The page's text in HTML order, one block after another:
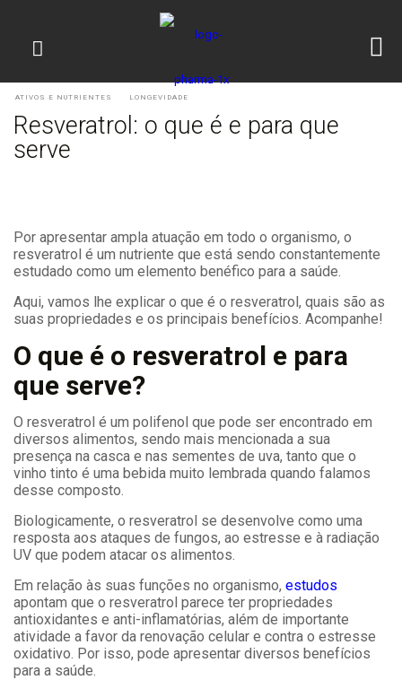
ATIVOS E NUTRIENTES LONGEVIDADE
Resveratrol: o que é e para que
serve
Por apresentar ampla atuação em todo o organismo, o
resveratrol é um nutriente que está sendo constantemente
estudado como um elemento benéfico para a saúde.
Aqui, vamos lhe explicar o que é o resveratrol, quais são as
suas propriedades e os principais benefícios. Acompanhe!
O que é o resveratrol e para
que serve?
O resveratrol é um polifenol que pode ser encontrado em
diversos alimentos, sendo mais mencionada a sua
presença na casca e nas sementes de uva, tanto que o
vinho tinto é uma bebida muito lembrada quando falamos
desse composto.
Biologicamente, o resveratrol se desenvolve como uma
resposta aos ataques de fungos, ao estresse e à radiação
UV que podem atacar os alimentos.
Em relação às suas funções no organismo, estudos
apontam que o resveratrol parece ter propriedades
antioxidantes e anti-inflamatórias, além de importante
atividade a favor da renovação celular e contra o estresse
oxidativo. Por isso, pode apresentar diversos benefícios
para a saúde.